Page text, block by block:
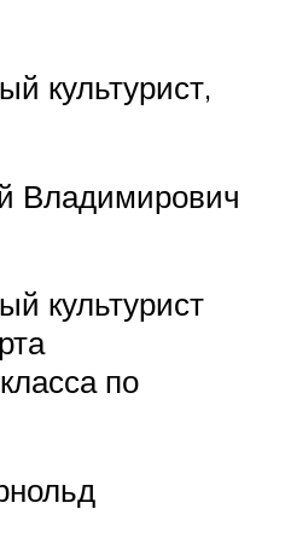
культурист,
Владимирович
культурист
по